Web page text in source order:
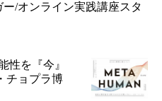
/オンライン実践講座スタ
性を『今』
チョプラ博